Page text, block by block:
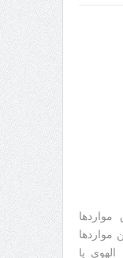
مواردها
مواردها
الهوى يا